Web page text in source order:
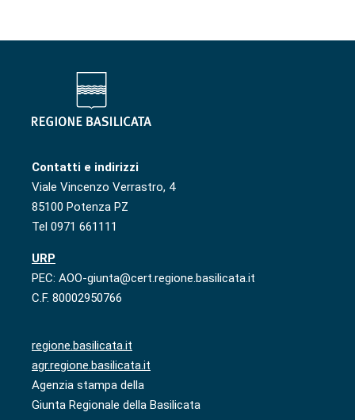
Contatti e indirizzi
Viale Vincenzo Verrastro, 4
85100 Potenza PZ
Tel 0971 661111
URP
PEC: AOO-giunta@cert.regione.basilicata.it
C.F. 80002950766
regione.basilicata.it
agr.regione.basilicata.it
Agenzia stampa della
Giunta Regionale della Basilicata